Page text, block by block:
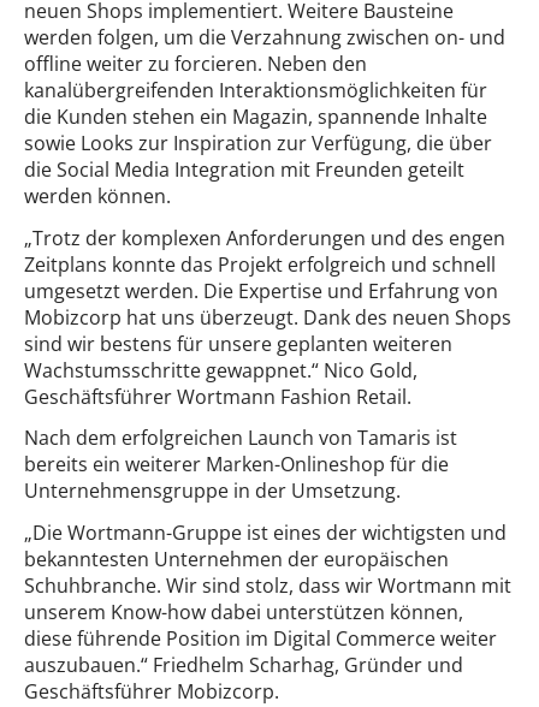
neuen Shops implementiert. Weitere Bausteine
werden folgen, um die Verzahnung zwischen on- und
offline weiter zu forcieren. Neben den
kanalübergreifenden Interaktionsmöglichkeiten für
die Kunden stehen ein Magazin, spannende Inhalte
sowie Looks zur Inspiration zur Verfügung, die über
die Social Media Integration mit Freunden geteilt
werden können.
„Trotz der komplexen Anforderungen und des engen
Zeitplans konnte das Projekt erfolgreich und schnell
umgesetzt werden. Die Expertise und Erfahrung von
Mobizcorp hat uns überzeugt. Dank des neuen Shops
sind wir bestens für unsere geplanten weiteren
Wachstumsschritte gewappnet.“ Nico Gold,
Geschäftsführer Wortmann Fashion Retail.
Nach dem erfolgreichen Launch von Tamaris ist
bereits ein weiterer Marken-Onlineshop für die
Unternehmensgruppe in der Umsetzung.
„Die Wortmann-Gruppe ist eines der wichtigsten und
bekanntesten Unternehmen der europäischen
Schuhbranche. Wir sind stolz, dass wir Wortmann mit
unserem Know-how dabei unterstützen können,
diese führende Position im Digital Commerce weiter
auszubauen.“ Friedhelm Scharhag, Gründer und
Geschäftsführer Mobizcorp.